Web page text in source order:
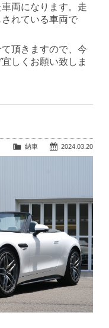
両になります。走
れている車両で
頂きますので、今
しくお願い致しま
2024.03.20
納車